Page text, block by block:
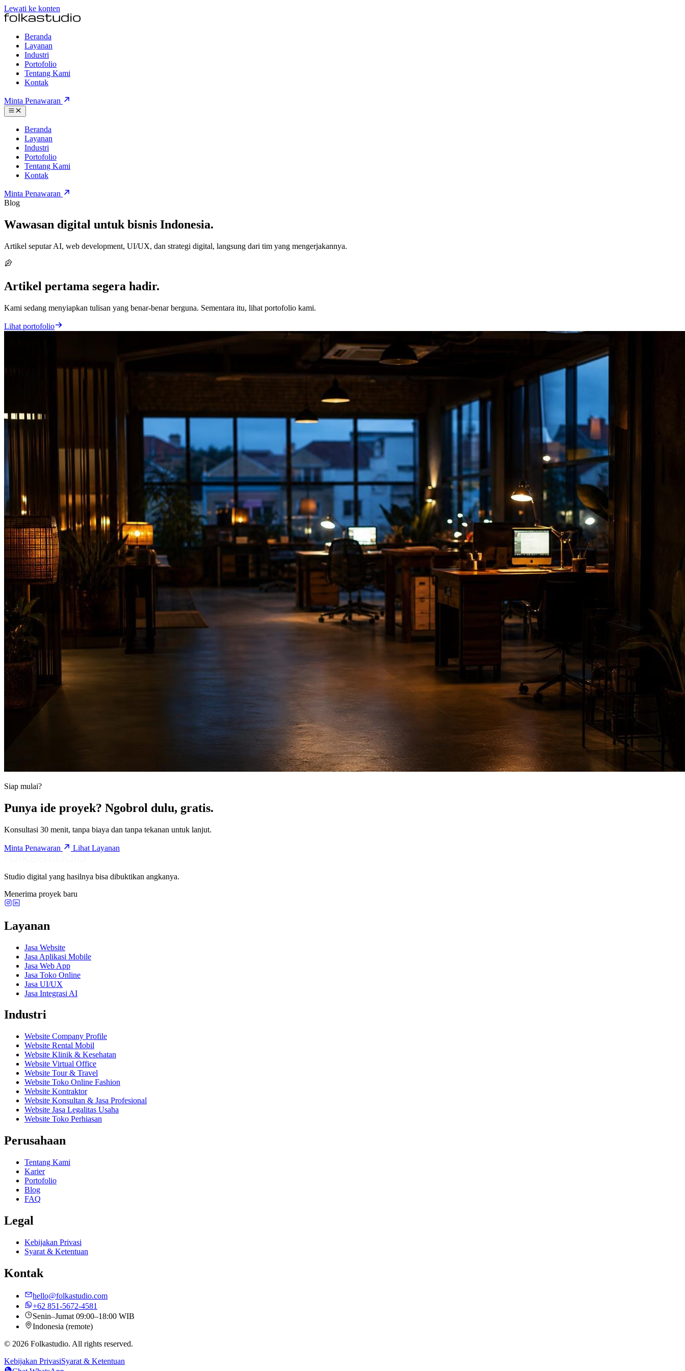
Lewati ke konten
Beranda
Layanan
Industri
Portofolio
Tentang Kami
Kontak
Minta Penawaran
Beranda
Layanan
Industri
Portofolio
Tentang Kami
Kontak
Minta Penawaran
Blog
Wawasan digital untuk bisnis Indonesia.
Artikel seputar AI, web development, UI/UX, dan strategi digital, langsung dari tim yang mengerjakannya.
Artikel pertama segera hadir.
Kami sedang menyiapkan tulisan yang benar-benar berguna. Sementara itu, lihat portofolio kami.
Lihat portofolio
Siap mulai?
Punya ide proyek? Ngobrol dulu, gratis.
Konsultasi 30 menit, tanpa biaya dan tanpa tekanan untuk lanjut.
Minta Penawaran Lihat Layanan
Studio digital yang hasilnya bisa dibuktikan angkanya.
Menerima proyek baru
Layanan
Jasa Website
Jasa Aplikasi Mobile
Jasa Web App
Jasa Toko Online
Jasa UI/UX
Jasa Integrasi AI
Industri
Website Company Profile
Website Rental Mobil
Website Klinik & Kesehatan
Website Virtual Office
Website Tour & Travel
Website Toko Online Fashion
Website Kontraktor
Website Konsultan & Jasa Profesional
Website Jasa Legalitas Usaha
Website Toko Perhiasan
Perusahaan
Tentang Kami
Karier
Portofolio
Blog
FAQ
Legal
Kebijakan Privasi
Syarat & Ketentuan
Kontak
hello@folkastudio.com
+62 851-5672-4581
Senin–Jumat 09:00–18:00 WIB
Indonesia (remote)
© 2026 Folkastudio. All rights reserved.
Kebijakan PrivasiSyarat & Ketentuan